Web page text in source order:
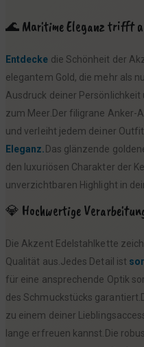
r
1
9
,
9
9
€
🌊 Maritime Eleganz trifft
Entdecke die Schönheit der
elegantem Gold, die mehr als
Ausdruck deiner
zum Meer.Der filigrane Anker-
und verleiht jedem deiner
Eleganz. Das glänzende
den luxuriösen Charakter der
unverzichtbaren Highlight in
💎 Hochwertige
Die Akzent Edelstahlkette
Qualität aus.Jedes Detail ist
für eine ansprechende Optik
des Schmuckstücks
zu einem deiner
lange erfreuen kannst.Die